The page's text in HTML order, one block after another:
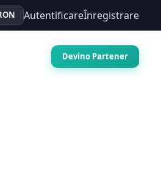
AutentificareÎnregistrare
Devino Partener